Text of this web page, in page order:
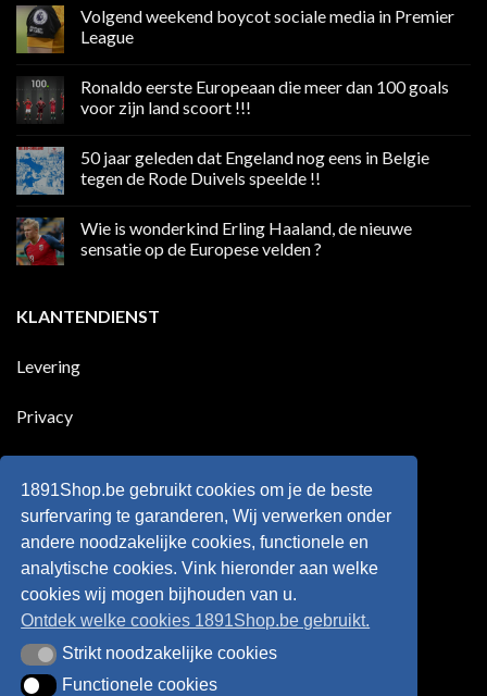
Volgend weekend boycot sociale media in Premier
League
op
weekend
media
in
Premier
Ronaldo eerste Europeaan die meer dan 100 goals
voor zijn land scoort !!!
op
Ronaldo
eerste
meer
100
land
scoort
50 jaar geleden dat Engeland nog eens in Belgie
tegen de Rode Duivels speelde !!
op
jaar
nog
eens
tegen
Wie is wonderkind Erling Haaland, de nieuwe
sensatie op de Europese velden ?
Wie
is
Haaland,
Europese
KLANTENDIENST
Levering
Privacy
Retourneren
Algemene voorwaarden
1891Shop.be gebruikt cookies om je de beste
surfervaring te garanderen, Wij verwerken onder
andere noodzakelijke cookies, functionele en
analytische cookies. Vink hieronder aan welke
cookies wij mogen bijhouden van u.
Ontdek welke cookies 1891Shop.be gebruikt.
Strikt noodzakelijke cookies
Strikt noodzakelijke cookies
Functionele cookies
Functionele cookies